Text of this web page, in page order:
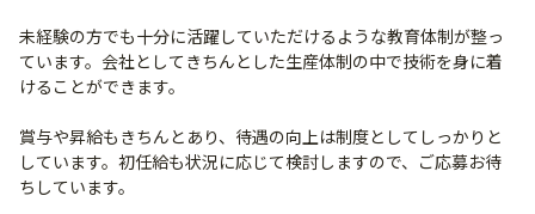
未経験の方でも十分に活躍していただけるような教育体制が整っ
ています。会社としてきちんとした生産体制の中で技術を身に着
けることができます。
賞与や昇給もきちんとあり、待遇の向上は制度としてしっかりと
しています。初任給も状況に応じて検討しますので、ご応募お待
ちしています。